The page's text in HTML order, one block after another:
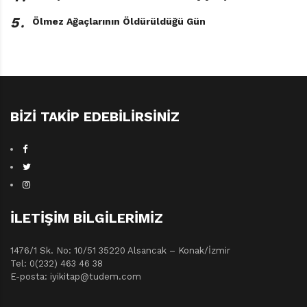
yetişkin erkek gibi sürer. Bu “büyümek”, kuşkusuz bir
Rüzgârı Dizginleyen Çocuk
William Kamkwamba – Bryan
5․ Ölmez Ağaçlarının Öldürüldüğü Gün
BIZI TAKIP EDEBILIRSINIZ
İLETIŞIM BILGILERIMIZ
1476/1 Sk. No: 10/51 35220 Alsancak – Konak/İzmir
Tel: 0(232) 463 46 38
E-posta: iyikitap@tudem.com